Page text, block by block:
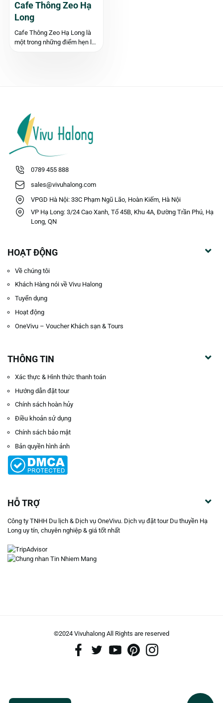
Cafe Thông Zeo Hạ
Long
Cafe Thông Zeo Hạ Long là
một trong những điểm hẹn lý
0789 455 888
sales@vivuhalong.com
VPGD Hà Nội: 33C Phạm Ngũ Lão, Hoàn Kiếm, Hà Nội
VP Hạ Long: 3/24 Cao Xanh, Tổ 45B, Khu 4A, Đường Trần Phú, Hạ
Long, QN
HOẠT ĐỘNG
Về chúng tôi
Khách Hàng nói về Vivu Halong
Tuyển dụng
Hoạt động
OneVivu – Voucher Khách sạn & Tours
THÔNG TIN
Xác thực & Hình thức thanh toán
Hướng dẫn đặt tour
Chính sách hoàn hủy
Điều khoản sử dụng
Chính sách bảo mật
Bản quyền hình ảnh
HỖ TRỢ
Công ty TNHH Du lịch & Dịch vụ OneVivu. Dịch vụ đặt tour Du thuyền Hạ
Long uy tín, chuyên nghiệp & giá tốt nhất
©2024 Vivuhalong All Rights are reserved️